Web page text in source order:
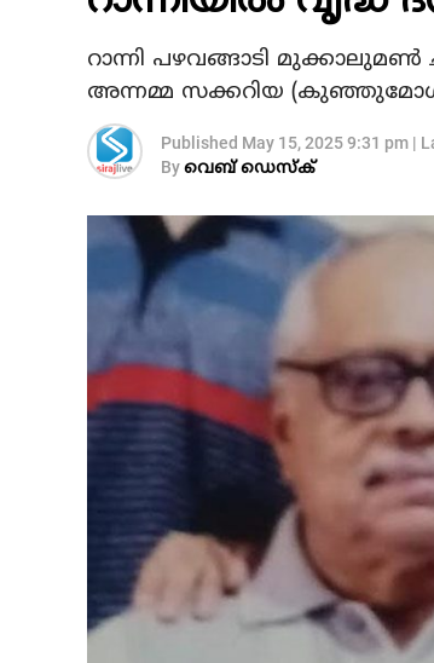
റാന്നി പഴവങ്ങാടി മുക്കാലുമണ്‍
അന്നമ്മ സക്കറിയ
Published May 15, 2025 9:31 pm |
Byവെബ് ഡെസ്‌ക്